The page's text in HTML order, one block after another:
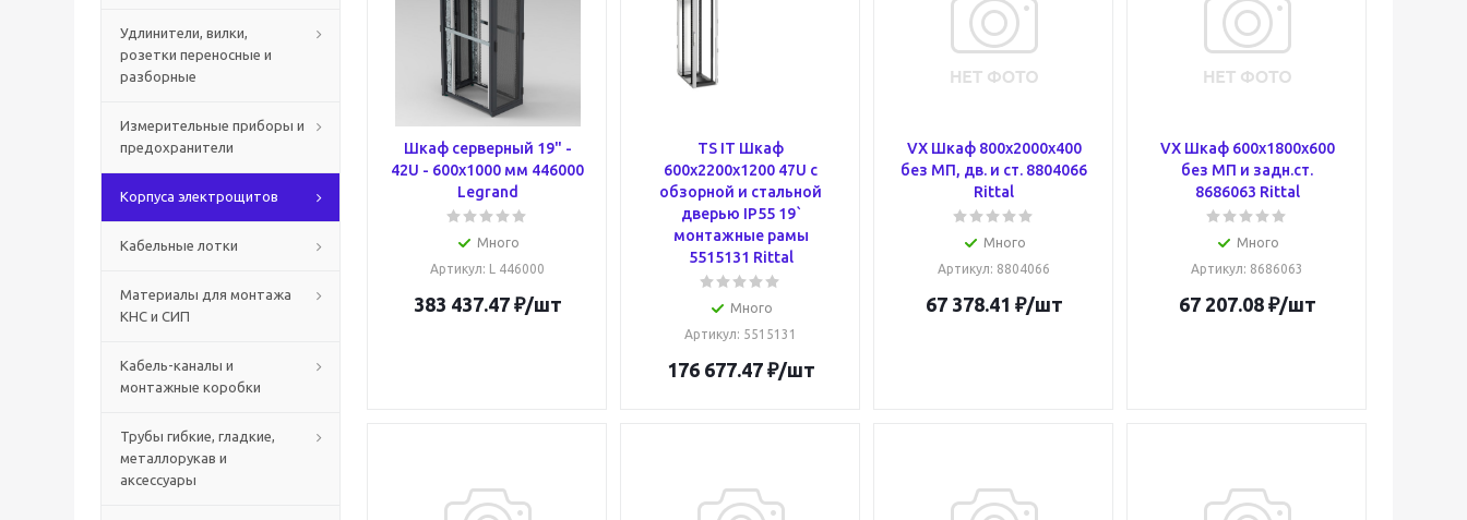
Удлинители, вилки,
розетки переносные и
разборные
Измерительные приборы и
предохранители
Корпуса электрощитов
Кабельные лотки
Материалы для монтажа
КНС и СИП
Кабель-каналы и
монтажные коробки
Трубы гибкие, гладкие,
металлорукав и
аксессуары
Шкаф серверный 19" -
42U - 600x1000 мм 446000
Legrand
Много
Артикул: L 446000
383 437.47₽/шт
TS IT Шкаф
600x2200x1200 47U с
обзорной и стальной
дверью IP55 19`
монтажные рамы
5515131 Rittal
Много
Артикул: 5515131
176 677.47₽/шт
VX Шкаф 800x2000x400
без МП, дв. и ст. 8804066
Rittal
Много
Артикул: 8804066
67 378.41 ₽/шт
VX Шкаф 600x1800x600
без МП и задн.ст.
8686063 Rittal
Много
Артикул: 8686063
67 207.08₽/шт